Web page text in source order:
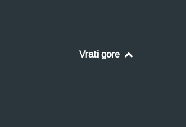
Vrati gore